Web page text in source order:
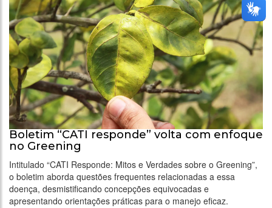
Boletim “CATI responde” volta com enfoque
no Greening
Intitulado “CATI Responde: Mitos e Verdades sobre o Greening”,
o boletim aborda questões frequentes relacionadas a essa
doença, desmistificando concepções equivocadas e
apresentando orientações práticas para o manejo eficaz.